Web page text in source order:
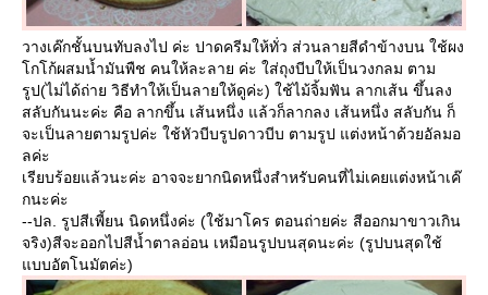
วางเค๊กชั้นบนทับลงไป ค่ะ ปาดครีมให้ทั่ว ส่วนลายสีดำข้างบน ใช้ผง
กโก้ผสมน้ำมันพืช คนให้ละลาย ค่ะ ใส่ถุงบีบให้เป็นวงกลม ตาม
รูป(ไม่ได้ถ่าย วิธีทำให้เป็นลายให้ดูค่ะ) ใช้ไม้จิ้มฟัน ลากเส้น ขึ้นลง
สลับกันนะค่ะ คือ ลากขึ้น เส้นหนึ่ง แล้วก็ลากลง เส้นหนึ่ง สลับกัน ก็
จะเป็นลายตามรูปค่ะ ใช้หัวบีบรูปดาวบีบ ตามรูป แต่งหน้าด้วยอัลมอ
ลค่ะ
เรียบร้อยแล้วนะค่ะ อาจจะยากนิดหนึ่งสำหรับคนที่ไม่เคยแต่งหน้าเค๊
กนะค่ะ
--ปล. รูปสีเพี้ยน นิดหนึ่งค่ะ (ใช้มาโคร ตอนถ่ายค่ะ สีออกมาขาวเกิน
จริง)สีจะออกไปสีน้ำตาลอ่อน เหมือนรูปบนสุดนะค่ะ (รูปบนสุดใช้
บบอัตโนมัตค่ะ)